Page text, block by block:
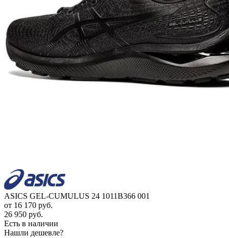
ASICS GEL-CUMULUS 24 1011B366 001
от 16 170 руб.
26 950 руб.
Есть в наличии
Нашли дешевле?